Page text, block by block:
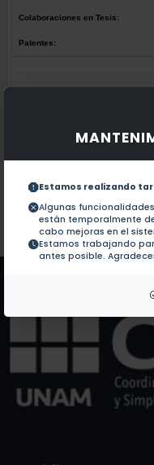
Estamos realizando
Algunas
están temporalmente
cabo mejoras en el
Estamos trabajando
antes posible.
Colaboraciones en Tesis:
Patentes:
No hay
Colaboraciones en Tesis:
Patentes: No hay